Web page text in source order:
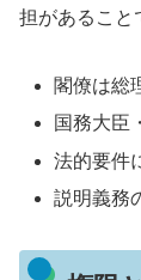
担があること
閣僚は総
国務大臣
法的要件
説明義務